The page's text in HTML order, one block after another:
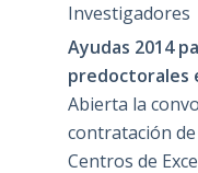
Investigadores
Ayudas 2014
predoctorales
Abierta la
contratación
Centros de